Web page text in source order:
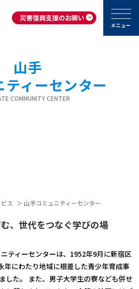
災害復興支援のお願い
メニュー
山手
ティーセンター
COMMUNITY CENTER
ス ＞ 山手コミュニティーセンター
、世代をつなぐ学びの場
ティーセンターは、1952年9月に新宿区
年にわたり地域に根差した青少年育成事
した。
また、男子大学生の寮なども併せ